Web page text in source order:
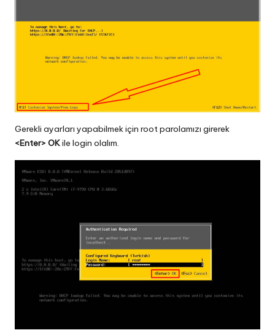
Gerekli ayarları yapabilmek için root parolamızı girerek
<Enter> OKile login olalım.